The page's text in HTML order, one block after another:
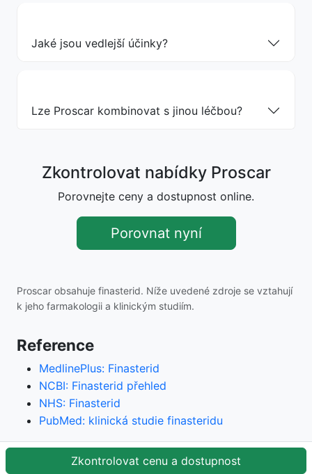
Jaké jsou vedlejší účinky?
Lze Proscar kombinovat s jinou léčbou?
Zkontrolovat nabídky Proscar
Porovnejte ceny a dostupnost online.
Porovnat nyní
Proscar obsahuje finasterid. Níže uvedené zdroje se vztahují
k jeho farmakologii a klinickým studiím.
Reference
MedlinePlus: Finasterid
NCBI: Finasterid přehled
NHS: Finasterid
PubMed: klinická studie finasteridu
Zkontrolovat cenu a dostupnost